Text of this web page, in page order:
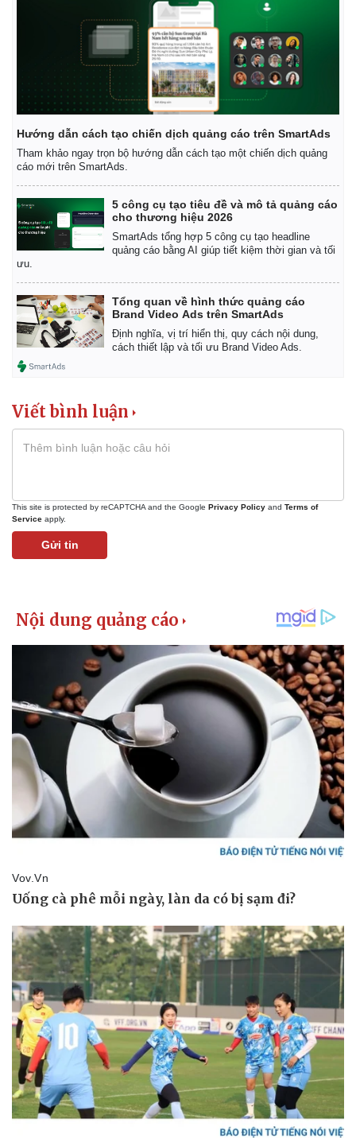
Pháp luật
Vụ án
Hướng dẫn cách tạo chiến dịch quảng cáo trên SmartAds
Tham khảo ngay trọn bộ hướng dẫn cách tạo một chiến dịch quảng
cáo mới trên SmartAds.
5 công cụ tạo tiêu đề và mô tả quảng cáo
cho thương hiệu 2026
SmartAds tổng hợp 5 công cụ tạo headline
quảng cáo bằng AI giúp tiết kiệm thời gian và tối
ưu.
Tổng quan về hình thức quảng cáo
Brand Video Ads trên SmartAds
Định nghĩa, vị trí hiển thị, quy cách nội dung,
cách thiết lập và tối ưu Brand Video Ads.
Viết bình luận
This site is protected by reCAPTCHA and the Google Privacy Policy and Terms of
Service apply.
Gửi tin